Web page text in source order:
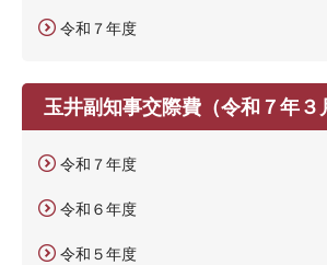
令和７年度
玉井副知事交際費（令和７年３
令和７年度
令和６年度
令和５年度